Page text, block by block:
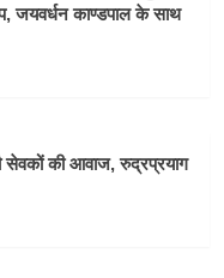
जयवर्धन काण्डपाल के साथ
सेवकों की आवाज, रुद्रप्रयाग